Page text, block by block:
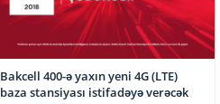
Bakcell 400-ə yaxın yeni 4G (LTE)
baza stansiyası istifadəyə verəcək